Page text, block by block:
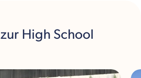
zur High School